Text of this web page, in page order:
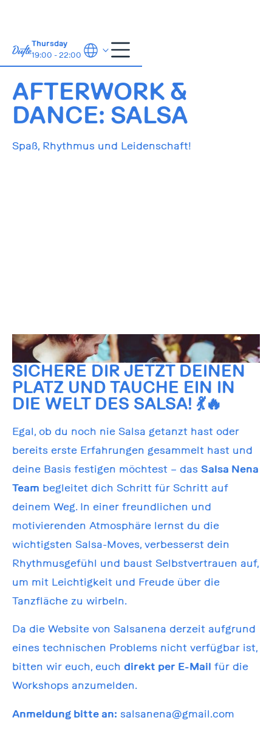
Thursday
19:00 - 22:00
12.11.2025 18:00-22:00
AFTERWORK &
DANCE: SALSA
Spaß, Rhythmus und Leidenschaft!
SICHERE DIR JETZT DEINEN
PLATZ UND TAUCHE EIN IN
DIE WELT DES SALSA! 💃🔥
Egal, ob du noch nie Salsa getanzt hast oder
bereits erste Erfahrungen gesammelt hast und
deine Basis festigen möchtest – das Salsa Nena
Team begleitet dich Schritt für Schritt auf
deinem Weg. In einer freundlichen und
motivierenden Atmosphäre lernst du die
wichtigsten Salsa-Moves, verbesserst dein
Rhythmusgefühl und baust Selbstvertrauen auf,
um mit Leichtigkeit und Freude über die
Tanzfläche zu wirbeln.
Da die Website von Salsanena derzeit aufgrund
eines technischen Problems nicht verfügbar ist,
bitten wir euch, euch direkt per E-Mail für die
Workshops anzumelden.
Anmeldung bitte an: salsanena@gmail.com